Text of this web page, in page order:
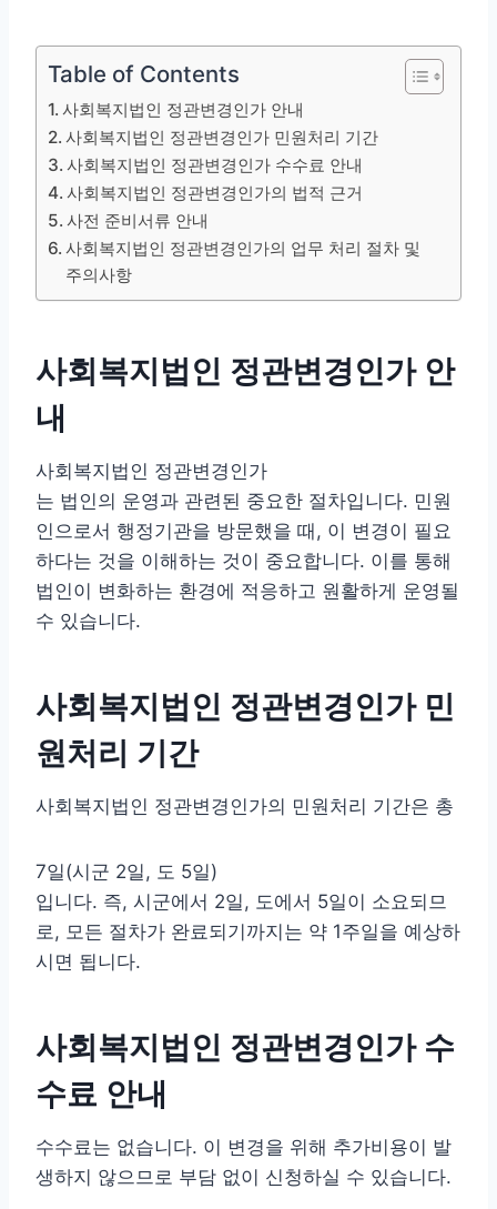
Table of Contents
사회복지법인 정관변경인가 안내
사회복지법인 정관변경인가 민원처리 기간
사회복지법인 정관변경인가 수수료 안내
사회복지법인 정관변경인가의 법적 근거
사전 준비서류 안내
사회복지법인 정관변경인가의 업무 처리 절차 및
주의사항
사회복지법인 정관변경인가 안
내
사회복지법인 정관변경인가
는 법인의 운영과 관련된 중요한 절차입니다. 민원
인으로서 행정기관을 방문했을 때, 이 변경이 필요
하다는 것을 이해하는 것이 중요합니다. 이를 통해
법인이 변화하는 환경에 적응하고 원활하게 운영될
수 있습니다.
사회복지법인 정관변경인가 민
원처리 기간
사회복지법인 정관변경인가의 민원처리 기간은 총
7일(시군 2일, 도 5일)
입니다. 즉, 시군에서 2일, 도에서 5일이 소요되므
로, 모든 절차가 완료되기까지는 약 1주일을 예상하
시면 됩니다.
사회복지법인 정관변경인가 수
수료 안내
수수료는 없습니다. 이 변경을 위해 추가비용이 발
생하지 않으므로 부담 없이 신청하실 수 있습니다.